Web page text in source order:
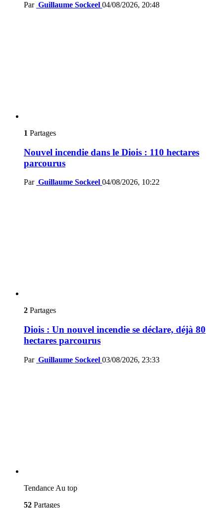
Par Guillaume Sockeel 04/08/2026, 20:48
1 Partages
Nouvel incendie dans le Diois : 110 hectares
parcourus
Par Guillaume Sockeel 04/08/2026, 10:22
2 Partages
Diois : Un nouvel incendie se déclare, déjà 80
hectares parcourus
Par Guillaume Sockeel 03/08/2026, 23:33
Tendance Au top
52 Partages